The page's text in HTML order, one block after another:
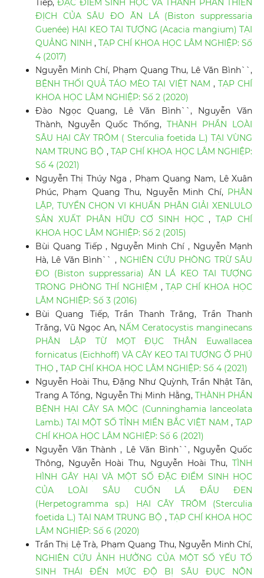
Tiếp,ĐẶC ĐIỂM SINH HỌC VÀ THÀNH PHẦN THIÊN
ĐỊCH CỦA SÂU ĐO ĂN LÁ (Biston suppressaria
Guenée) HẠI KEO TAI TƯỢNG (Acacia mangium) TẠI
QUẢNG NINH , TẠP CHÍ KHOA HỌC LÂM NGHIỆP: Số
4 (2017)
Nguyễn Minh Chí, Phạm Quang Thu, Lê Văn Bình``,
BỆNH THỐI QUẢ TÁO MÈO TẠI VIỆT NAM , TẠP CHÍ
KHOA HỌC LÂM NGHIỆP: Số 2 (2020)
Đào Ngọc Quang, Lê Văn Bình``, Nguyễn Văn
Thành, Nguyễn Quốc Thống,THÀNH PHẦN LOÀI
SÂU HẠI CÂY TRÔM ( Sterculia foetida L.) TẠI VÙNG
NAM TRUNG BỘ , TẠP CHÍ KHOA HỌC LÂM NGHIỆP:
Số 4 (2021)
Nguyễn Thị Thúy Nga , Phạm Quang Nam, Lê Xuân
Phúc, Phạm Quang Thu, Nguyễn Minh Chí, PHÂN
LẬP, TUYỂN CHỌN VI KHUẨN PHÂN GIẢI XENLULO
SẢN XUẤT PHÂN HỮU CƠ SINH HỌC,TẠP CHÍ
KHOA HỌC LÂM NGHIỆP: Số 2 (2015)
Bùi Quang Tiếp , Nguyễn Minh Chí , Nguyễn Mạnh
Hà, Lê Văn Bình`` , NGHIÊN CỨU PHÒNG TRỪ SÂU
ĐO (Biston suppressaria) ĂN LÁ KEO TAI TƯỢNG
TRONG PHÒNG THÍ NGHIỆM ,TẠP CHÍ KHOA HỌC
LÂM NGHIỆP: Số 3 (2016)
Bùi Quang Tiếp, Trần Thanh Trăng, Trần Thanh
Trăng, Vũ Ngọc An, NẤM Ceratocystis manginecans
PHÂN LẬP TỪ MỌT ĐỤC THÂN Euwallacea
fornicatus (Eichhoff) VÀ CÂY KEO TAI TƯỢNG Ở PHÚ
THỌ , TẠP CHÍ KHOA HỌC LÂM NGHIỆP: Số 4 (2021)
Nguyễn Hoài Thu, Đặng Như Quỳnh, Trần Nhật Tân,
Trang A Tổng, Nguyễn Thị Minh Hằng, THÀNH PHẦN
BỆNH HẠI CÂY SA MỘC (Cunninghamia lanceolata
Lamb.) TẠI MỘT SỐ TỈNH MIỀN BẮC VIỆT NAM,TẠP
CHÍ KHOA HỌC LÂM NGHIỆP: Số 6 (2021)
Nguyễn Văn Thành , Lê Văn Bình``, Nguyễn Quốc
Thông, Nguyễn Hoài Thu, Nguyễn Hoài Thu,TÌNH
HÌNH GÂY HẠI VÀ MỘT SỐ ĐẶC ĐIỂM SINH HỌC
CỦA LOÀI SÂU CUỐN LÁ ĐẦU ĐEN
(Herpetogramma sp.) HẠI CÂY TRÔM (Sterculia
foetida L.) TẠI NAM TRUNG BỘ , TẠP CHÍ KHOA HỌC
LÂM NGHIỆP: Số 6 (2020)
Trần Thị Lệ Trà, Phạm Quang Thu, Nguyễn Minh Chí,
NGHIÊN CỨU ẢNH HƯỞNG CỦA MỘT SỐ YẾU TỐ
SINH THÁI ĐẾN MỨC ĐỘ BỊ SÂU ĐỤC NÕN